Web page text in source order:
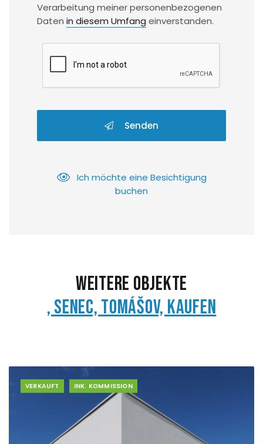
Verarbeitung meiner personenbezogenen
Daten in diesem Umfang einverstanden.
Senden
Ich möchte eine Besichtigung
buchen
Weitere Objekte
, Senec, Tomášov, Kaufen
VERKAUFT INK. KOMMISSION